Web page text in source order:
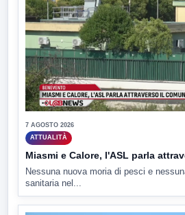
7 AGOSTO 2026
ATTUALITÀ
Miasmi e Calore, l'ASL parla
Nessuna nuova moria di pesci e
sanitaria nel...